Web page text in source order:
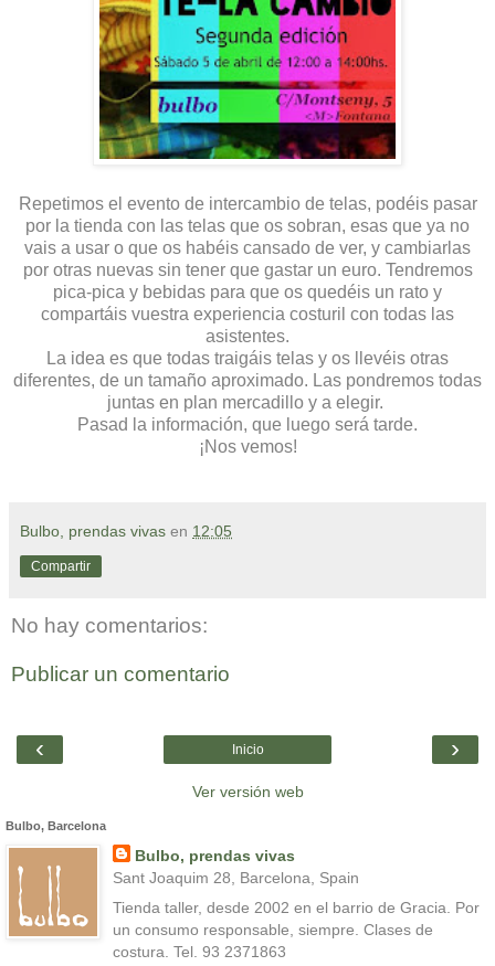
Repetimos el evento de intercambio de telas, podéis pasar
por la tienda con las telas que os sobran, esas que ya no
vais a usar o que os habéis cansado de ver, y cambiarlas
por otras nuevas sin tener que gastar un euro. Tendremos
pica-pica y bebidas para que os quedéis un rato y
compartáis vuestra experiencia costuril con todas las
asistentes.
La idea es que todas traigáis telas y os llevéis otras
diferentes, de un tamaño aproximado. Las pondremos todas
juntas en plan mercadillo y a elegir.
Pasad la información, que luego será tarde.
¡Nos vemos!
Bulbo, prendas vivas en 12:05
Compartir
No hay comentarios:
Publicar un comentario
‹ ›
Inicio
Ver versión web
Bulbo, Barcelona
Bulbo, prendas vivas
Sant Joaquim 28, Barcelona, Spain
Tienda taller, desde 2002 en el barrio de Gracia. Por
un consumo responsable, siempre. Clases de
costura. Tel. 93 2371863